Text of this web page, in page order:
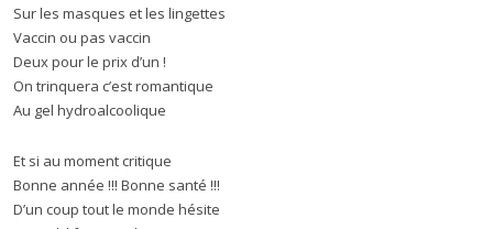
Sur les masques et les lingettes
Vaccin ou pas vaccin
Deux pour le prix d’un !
On trinquera c’est romantique
Au gel hydroalcoolique
Et si au moment critique
Bonne année !!! Bonne santé !!!
D’un coup tout le monde hésite